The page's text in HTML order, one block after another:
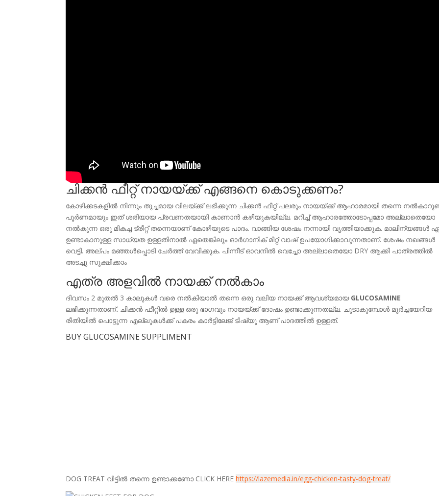
ചിക്കന്‍ ഫീറ്റ്‌ നായയ്ക്ക് എങ്ങനെ കൊടുക്കണം?
കോഴിക്കടകളില്‍ നിന്നും തുച്ചമായ വിലയ്ക്ക് ലഭിക്കുന്ന ചിക്കന്‍ ഫീറ്റ്‌ പലരും നായയ്ക്ക് ആഹാരമായി തന്നെ
പൂര്‍ണമായും ഇത് ശരിയായ പ്രവണതയായി കാണാന്‍ കഴിയുകയില്ല. മറിച്ച് ആഹാരത്തോടോപ്പമോ അല്ലാതെയോ
നല്‍കുന്ന ഒരു മികച്ച ട്രീറ്റ്‌ തന്നെയാണ് കോഴിയുടെ പാദം. വാങ്ങിയ ശേഷം നന്നായി വൃത്തിയാക്കുക. മാലിന്യങ്ങള്‍
ഉണ്ടാകാനുള്ള സാധ്യത ഉള്ളതിനാല്‍ ഏതെങ്കിലും ഓര്‍ഗാനിക് മീറ്റ്‌ വാഷ് ഉപയോഗിക്കാവുന്നതാണ്. ശേഷം നഖങ്ങള്‍
വെട്ടി. അല്പം മഞ്ഞള്‍പ്പൊടി ചേര്‍ത്ത് വേവിക്കുക. പിന്നീട് ഓവനില്‍ വെച്ചോ അല്ലാതെയോ DRY ആക്കി പാത്രത്തില്‍
അടച്ചു സൂക്ഷിക്കാം
എത്ര അളവില്‍ നായക്ക് നല്‍കാം
ദിവസം 2 മുതല്‍ 3 കാലുകള്‍ വരെ നല്‍കിയാല്‍ തന്നെ ഒരു വലിയ നായക്ക് ആവശ്യമായ GLUCOSAMINE
ലഭിക്കുന്നതാണ്. ചിക്കന്‍ ഫീറ്റില്‍ ഉള്ള ഒരു ഭാഗവും നായയ്ക്ക് ദോഷം ഉണ്ടാക്കുന്നതല്ല. ചൂടാകുമ്പോള്‍ മൂര്‍ച്ചയേറിയ
രീതിയില്‍ പൊട്ടുന്ന എല്ലുകള്‍ക്ക് പകരം കാര്‍ട്ടിലേജ് ടിഷ്യൂ ആണ് പാദത്തില്‍ ഉള്ളത്.
BUY GLUCOSAMINE SUPPLIMENT
DOG TREAT വീട്ടില്‍ തന്നെ ഉണ്ടാക്കണോ CLICK HEREhttps://lazemedia.in/egg-chicken-tasty-dog-treat/